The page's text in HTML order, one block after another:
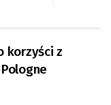
korzyści z